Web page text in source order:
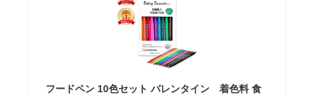
フードペン 10色セット バレンタイン 着色料 食